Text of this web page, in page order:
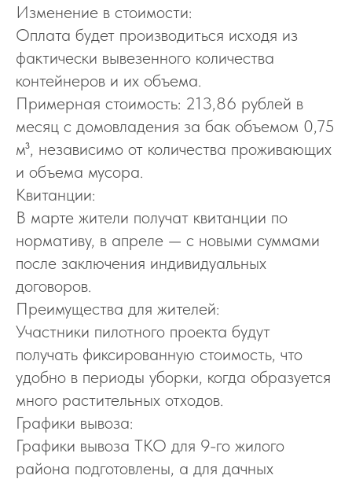
Изменение в стоимости:
Оплата будет производиться исходя из
фактически вывезенного количества
контейнеров и их объема.
Примерная стоимость: 213,86 рублей в
месяц с домовладения за бак объемом 0,75
м³, независимо от количества проживающих
и объема мусора.
Квитанции:
В марте жители получат квитанции по
нормативу, в апреле — с новыми суммами
после заключения индивидуальных
договоров.
Преимущества для жителей:
Участники пилотного проекта будут
получать фиксированную стоимость, что
удобно в периоды уборки, когда образуется
много растительных отходов.
Графики вывоза:
Графики вывоза ТКО для 9-го жилого
района подготовлены, а для дачных